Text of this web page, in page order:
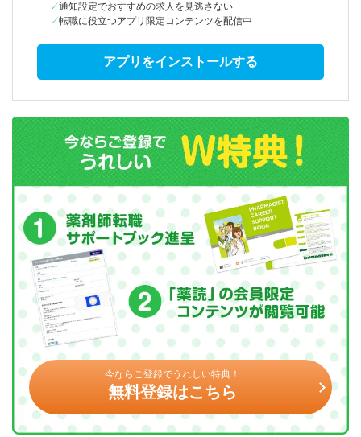
通知設定でおすすめの求人を見逃さない
転職に役立つアプリ限定コンテンツを配信中
アプリをインストールする
今ならご登録でうれしい特典！
無料登録はこちら